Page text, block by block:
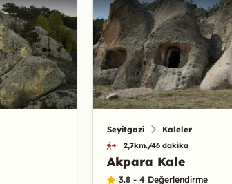
Seyitgazi Kaleler
2,7km./46 dakika
Akpara Kale
3.8 - 4 Değerlendirme